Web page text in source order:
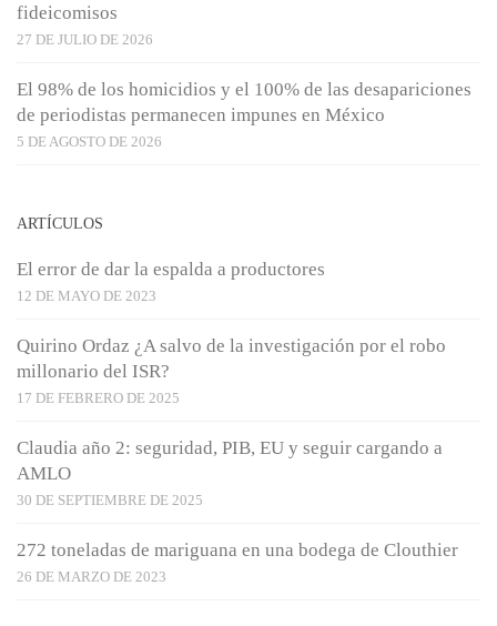
fideicomisos
27 DE JULIO DE 2026
El 98% de los homicidios y el 100% de las desapariciones
de periodistas permanecen impunes en México
5 DE AGOSTO DE 2026
ARTÍCULOS
El error de dar la espalda a productores
12 DE MAYO DE 2023
Quirino Ordaz ¿A salvo de la investigación por el robo
millonario del ISR?
17 DE FEBRERO DE 2025
Claudia año 2: seguridad, PIB, EU y seguir cargando a
AMLO
30 DE SEPTIEMBRE DE 2025
272 toneladas de mariguana en una bodega de Clouthier
26 DE MARZO DE 2023